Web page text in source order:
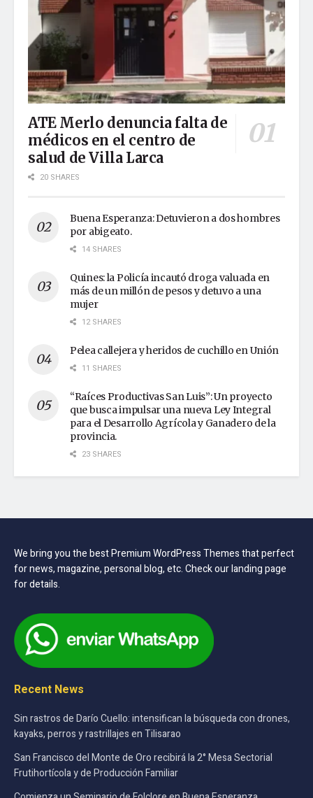
ATE Merlo denuncia falta de
médicos en el centro de
salud de Villa Larca
20 SHARES
Buena Esperanza: Detuvieron a dos hombres
por abigeato.
14 SHARES
Quines: la Policía incautó droga valuada en
más de un millón de pesos y detuvo a una
mujer
12 SHARES
Pelea callejera y heridos de cuchillo en Unión
11 SHARES
“Raíces Productivas San Luis”: Un proyecto
que busca impulsar una nueva Ley Integral
para el Desarrollo Agrícola y Ganadero de la
provincia.
23 SHARES
We bring you the best Premium WordPress Themes that perfect
for news, magazine, personal blog, etc. Check our landing page
for details.
Recent News
Sin rastros de Darío Cuello: intensifican la búsqueda con drones,
kayaks, perros y rastrillajes en Tilisarao
San Francisco del Monte de Oro recibirá la 2° Mesa Sectorial
Frutihortícola y de Producción Familiar